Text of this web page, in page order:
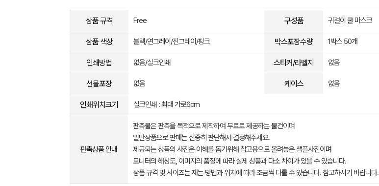
상품 규격 Free 구성품 귀걸이 쿨 마스크
상품 색상 블랙/연그레이/진그레이/핑크 박스포장수량 1박스 50개
인쇄방법 없음/실크인쇄 스티커/라벨지 없음
선물포장 없음 케이스 없음
인쇄위치크기 실크인쇄 : 최대 가로6cm
판촉상품 안내
판촉물은 판촉을 목적으로 제작하여 무료로 제공하는 물건이며
일반상품으로 판매는 신중히 판단해서 결정해주세요.
제공되는 상품의 사진은 이해를 돕기위해 참고용으로 올려놓은 샘플사진이며
모니터의 해상도, 이미지의 품질에 따라 실제 상품과 다소 차이가 있을 수 있습니다.
상품 규격 및 사이즈는 재는 방법과 위치에 따라 조금씩 다를 수 있습니다. 참고하시기 바랍니다.